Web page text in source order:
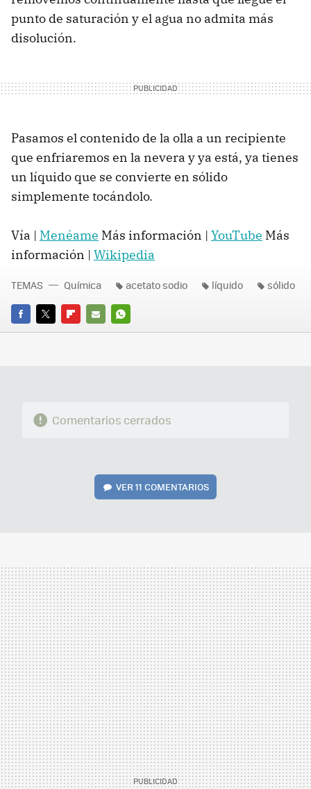
punto de saturación y el agua no admita más
disolución.
Pasamos el contenido de la olla a un recipiente
que enfriaremos en la nevera y ya está, ya tienes
un líquido que se convierte en sólido
simplemente tocándolo.
Vía | Menéame Más información | YouTube Más
información | Wikipedia
FACEBOOK
TWITTERFLIPBOARD
E-
WHATSAPP
TEMAS Química acetato sodio líquido sólido
Comentarios cerrados
VER11 COMENTARIOS